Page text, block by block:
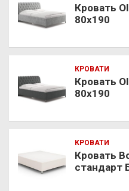
Кровать
80х190
КРОВАТИ
Кровать
80х190
КРОВАТИ
Кровать
стандарт